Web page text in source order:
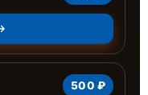
500 ₽